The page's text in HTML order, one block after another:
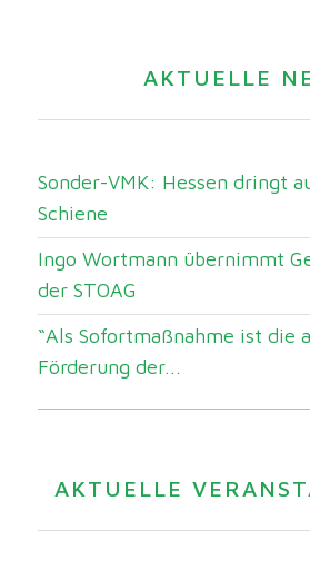
AKTUELLE
Sonder-VMK: Hessen dringt
Schiene
Ingo Wortmann übernimmt
der STOAG
“Als Sofortmaßnahme ist die
Förderung der...
AKTUELLE